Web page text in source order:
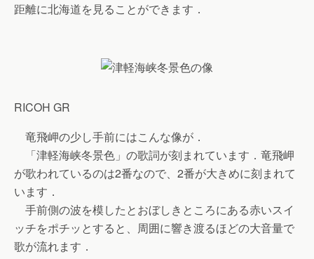
距離に北海道を見ることができます．
RICOH GR
竜飛岬の少し手前にはこんな像が．
「津軽海峡冬景色」の歌詞が刻まれています．竜飛岬
が歌われているのは2番なので、2番が大きめに刻まれて
います．
手前側の波を模したとおぼしきところにある赤いスイ
ッチをポチッとすると、周囲に響き渡るほどの大音量で
歌が流れます．